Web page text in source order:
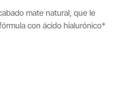
mate natural, que le
con ácido hialurónico*